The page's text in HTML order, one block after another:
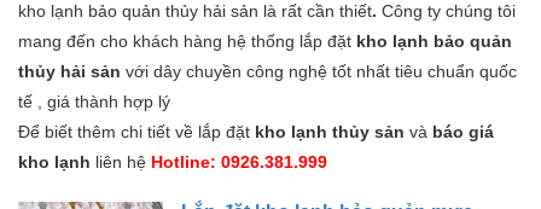
kho lạnh bảo quản thủy hải sản là rất cần thiết. Công ty chúng tôi
mang đến cho khách hàng hệ thống lắp đặt kho lạnh bảo quản
thủy hải sản với dây chuyền công nghệ tốt nhất tiêu chuẩn quốc
tế , giá thành hợp lý
Để biết thêm chi tiết về lắp đặt kho lạnh thủy sản và báo giá
kho lạnh liên hệ Hotline: 0926.381.999